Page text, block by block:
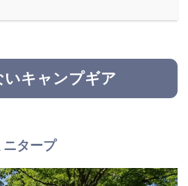
いキャンプギア
タープ